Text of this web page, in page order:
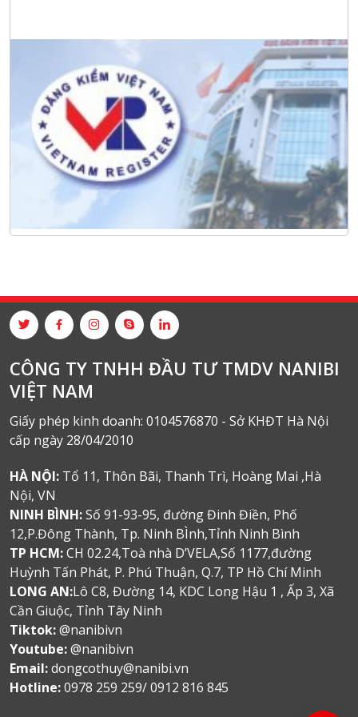
CÔNG TY TNHH ĐẦU TƯ TMDV NANIBI
VIỆT NAM
Giấy phép kinh doanh: 0104576870 - Sở KHĐT Hà Nội
cấp ngày 28/04/2010
HÀ NỘI: Tổ 11, Thôn Bãi, Thanh Trì, Hoàng Mai ,Hà
Nội, VN
NINH BÌNH:Số 91-93-95, đường Đinh Điền, Phố
12,P.Đông Thành, Tp. Ninh BÌnh,Tỉnh Ninh Bình
TP HCM:CH 02.24,Toà nhà D’VELA,Số 1177,đường
Huỳnh Tấn Phát, P. Phú Thuận, Q.7, TP Hồ Chí Minh
LONG AN:Lô C8, Đường 14, KDC Long Hậu 1 , Ấp 3, Xã
Cần Giuộc, Tỉnh Tây Ninh
Tiktok:@nanibivn
Youtube:@nanibivn
Email:dongcothuy@nanibi.vn
Hotline:0978 259 259/ 0912 816 845